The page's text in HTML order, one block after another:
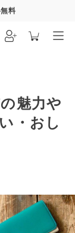
−
魅力や
・おし